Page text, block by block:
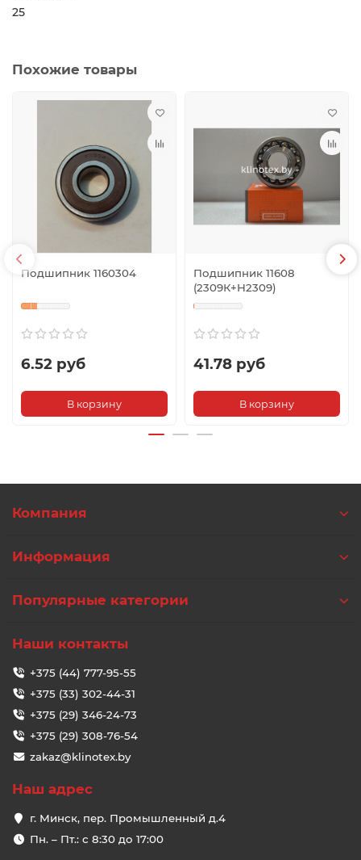
25
Похожие товары
Подшипник 1160304
6.52 руб
В корзину
Подшипник 11608
(2309К+Н2309)
41.78 руб
В корзину
Компания
Информация
Популярные категории
Наши контакты
+375 (44) 777-95-55
+375 (33) 302-44-31
+375 (29) 346-24-73
+375 (29) 308-76-54
zakaz@klinotex.by
Наш адрес
г. Минск, пер. Промышленный д.4
Пн. – Пт.: с 8:30 до 17:00